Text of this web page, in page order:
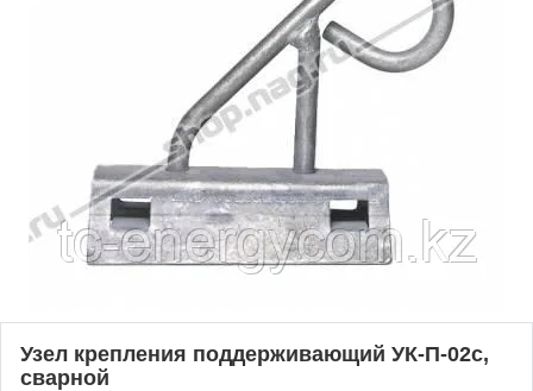
Узел крепления поддерживающий УК-П-02с,
сварной